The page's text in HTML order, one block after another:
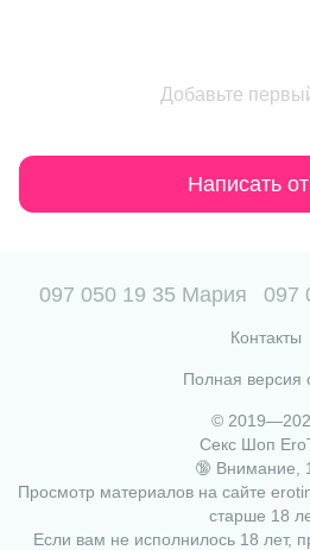
Добавьте
Написать
097 050 19 35 Мария 097
Контакты
Полная версия
©
Секс Шоп
🔞 Внимание,
Просмотр материалов на сайте
старше 18
Если вам не исполнилось 18 лет,